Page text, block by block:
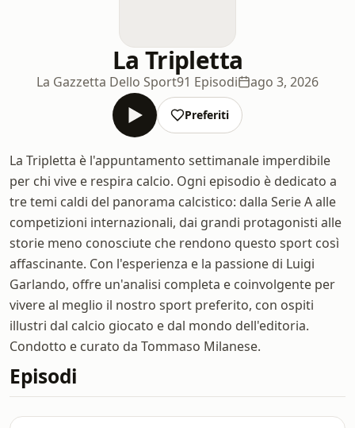
La Tripletta
La Gazzetta Dello Sport91 Episodi ago 3, 2026
Preferiti
La Tripletta è l'appuntamento settimanale imperdibile
per chi vive e respira calcio. Ogni episodio è dedicato a
tre temi caldi del panorama calcistico: dalla Serie A alle
competizioni internazionali, dai grandi protagonisti alle
storie meno conosciute che rendono questo sport così
affascinante. Con l'esperienza e la passione di Luigi
Garlando, offre un'analisi completa e coinvolgente per
vivere al meglio il nostro sport preferito, con ospiti
illustri dal calcio giocato e dal mondo dell'editoria.
Condotto e curato da Tommaso Milanese.
Episodi